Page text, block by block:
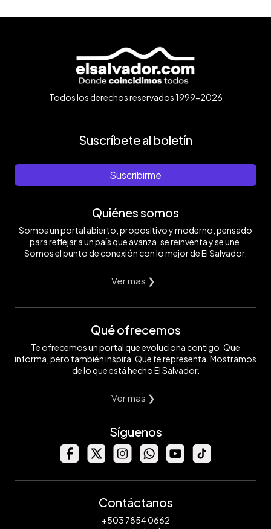
Todos los derechos reservados 1999-2026
Suscríbete al boletín
Suscribirme
Quiénes somos
Somos un portal abierto, propositivo y moderno, pensado
para reflejar a un país que avanza, se reinventa y se une.
Somos el punto de conexión con lo mejor de El Salvador.
Ver mas ❯
Qué ofrecemos
Te ofrecemos un portal que evoluciona contigo. Que
informa, pero también inspira. Que te representa. Mostramos
de lo que está hecho El Salvador.
Ver mas ❯
Síguenos
Contáctanos
+503 7854 0662